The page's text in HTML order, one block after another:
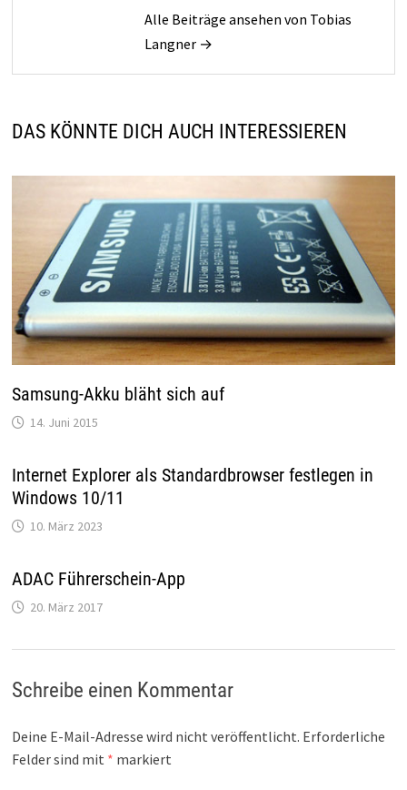
Alle Beiträge ansehen von Tobias
Langner →
DAS KÖNNTE DICH AUCH INTERESSIEREN
Samsung-Akku bläht sich auf
14. Juni 2015
Internet Explorer als Standardbrowser festlegen in
Windows 10/11
10. März 2023
ADAC Führerschein-App
20. März 2017
Schreibe einen Kommentar
Deine E-Mail-Adresse wird nicht veröffentlicht. Erforderliche
Felder sind mit * markiert